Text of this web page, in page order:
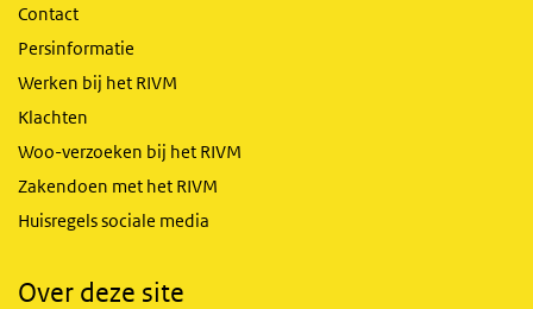
Contact
Persinformatie
Werken bij het RIVM
Klachten
Woo-verzoeken bij het RIVM
Zakendoen met het RIVM
Huisregels sociale media
Over deze site